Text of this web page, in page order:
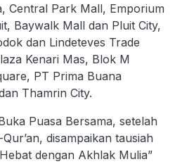
Central Park Mall, Emporium
Baywalk Mall dan Pluit City,
dan Lindeteves Trade
Kenari Mas, Blok M
PT Prima Buana
Thamrin City.
Puasa Bersama, setelah
disampaikan tausiah
dengan Akhlak Mulia”